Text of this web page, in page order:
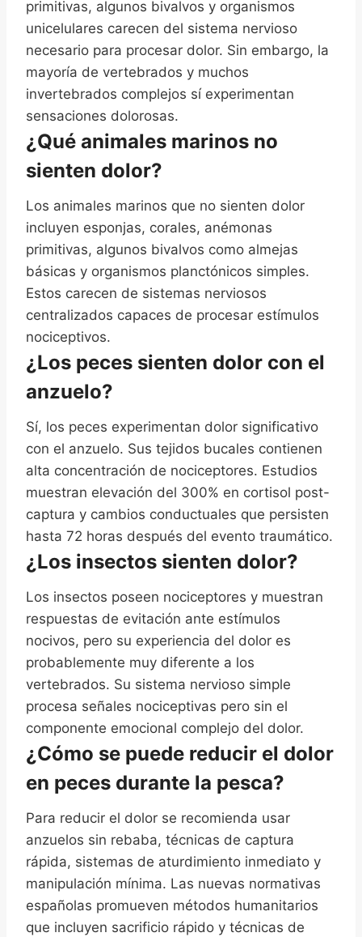
primitivas, algunos bivalvos y organismos
unicelulares carecen del sistema nervioso
necesario para procesar dolor. Sin embargo, la
mayoría de vertebrados y muchos
invertebrados complejos sí experimentan
sensaciones dolorosas.
¿Qué animales marinos no
sienten dolor?
Los animales marinos que no sienten dolor
incluyen esponjas, corales, anémonas
primitivas, algunos bivalvos como almejas
básicas y organismos planctónicos simples.
Estos carecen de sistemas nerviosos
centralizados capaces de procesar estímulos
nociceptivos.
¿Los peces sienten dolor con el
anzuelo?
Sí, los peces experimentan dolor significativo
con el anzuelo. Sus tejidos bucales contienen
alta concentración de nociceptores. Estudios
muestran elevación del 300% en cortisol post-
captura y cambios conductuales que persisten
hasta 72 horas después del evento traumático.
¿Los insectos sienten dolor?
Los insectos poseen nociceptores y muestran
respuestas de evitación ante estímulos
nocivos, pero su experiencia del dolor es
probablemente muy diferente a los
vertebrados. Su sistema nervioso simple
procesa señales nociceptivas pero sin el
componente emocional complejo del dolor.
¿Cómo se puede reducir el dolor
en peces durante la pesca?
Para reducir el dolor se recomienda usar
anzuelos sin rebaba, técnicas de captura
rápida, sistemas de aturdimiento inmediato y
manipulación mínima. Las nuevas normativas
españolas promueven métodos humanitarios
que incluyen sacrificio rápido y técnicas de